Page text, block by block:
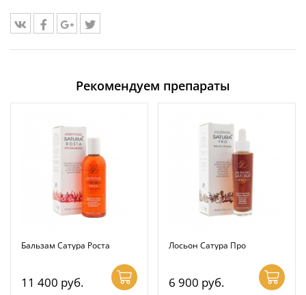
Рекомендуем препараты
Бальзам Сатура Роста
11 400 руб.
Лосьон Сатура Про
6 900 руб.